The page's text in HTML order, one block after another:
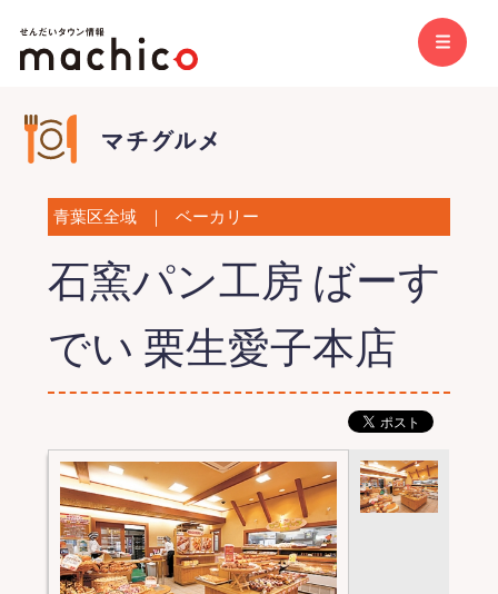
青葉区全域 ｜ ベーカリー
石窯パン工房 ばーす
でい 栗生愛子本店